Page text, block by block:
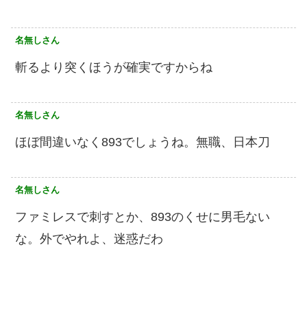
名無しさん
斬るより突くほうが確実ですからね
名無しさん
ほぼ間違いなく893でしょうね。無職、日本刀
名無しさん
ファミレスで刺すとか、893のくせに男毛ない
な。外でやれよ、迷惑だわ